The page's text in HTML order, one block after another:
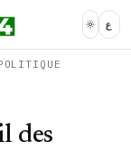
ع
des